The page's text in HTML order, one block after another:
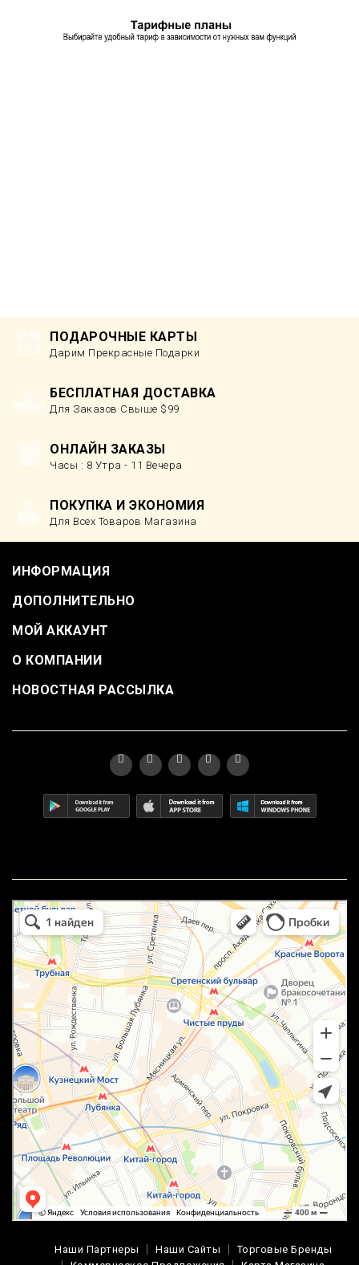
ПОДАРОЧНЫЕ КАРТЫ
Дарим Прекрасные Подарки
БЕСПЛАТНАЯ ДОСТАВКА
Для Заказов Свыше $99
ОНЛАЙН ЗАКАЗЫ
Часы : 8 Утра - 11 Вечера
ПОКУПКА И ЭКОНОМИЯ
Для Всех Товаров Магазина
ИНФОРМАЦИЯ
ДОПОЛНИТЕЛЬНО
МОЙ АККАУНТ
О КОМПАНИИ
НОВОСТНАЯ РАССЫЛКА
маркетплейс охотный ряд в Москве
Москва
Наши Партнеры Наши Сайты
Торговые Бренды